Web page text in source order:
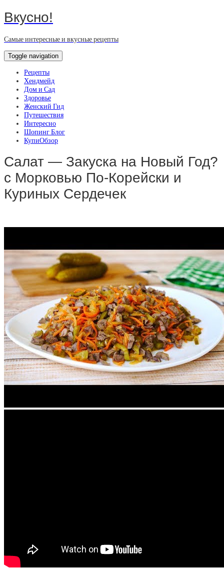
Вкусно!
Самые интересные и вкусные рецепты
Toggle navigation
Рецепты
Хендмейд
Дом и Сад
Здоровье
Женский Гид
Путешествия
Интересно
Шопинг Блог
КупиОбзор
Салат — Закуска на Новый Год?
с Морковью По-Корейски и
Куриных Сердечек